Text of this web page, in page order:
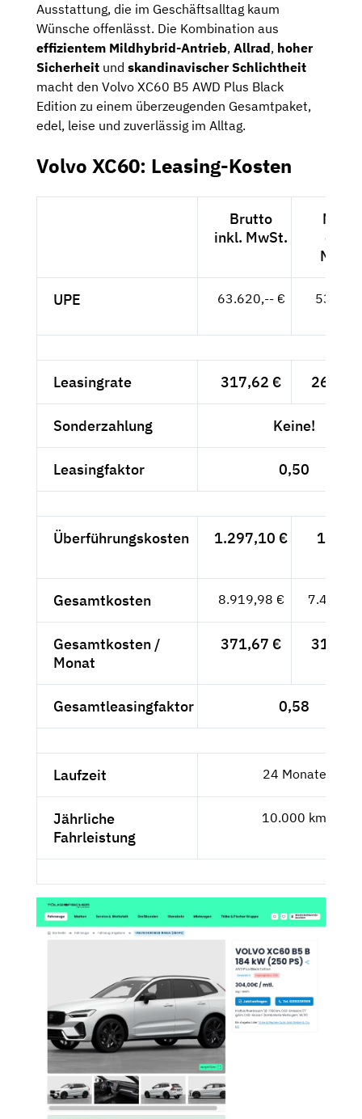
Ausstattung, die im Geschäftsalltag kaum
Wünsche offenlässt. Die Kombination aus
effizientem Mildhybrid-Antrieb, Allrad, hoher
Sicherheit und skandinavischer Schlichtheit
macht den Volvo XC60 B5 AWD Plus Black
Edition zu einem überzeugenden Gesamtpaket,
edel, leise und zuverlässig im Alltag.
Volvo XC60: Leasing-Kosten
Brutto
inkl. MwSt.
Netto
exkl.
MwSt.
UPE 63.620,-- €
Leasingrate 317,62 € 266,91
Sonderzahlung Keine!
Leasingfaktor 0,50
Überführungskosten 1.297,10 €
Gesamtkosten 8.919,98 €
Gesamtkosten /
Monat
371,67 € 312,32
Gesamtleasingfaktor 0,58
Laufzeit 24 Monate
Jährliche
Fahrleistung
10.000 km